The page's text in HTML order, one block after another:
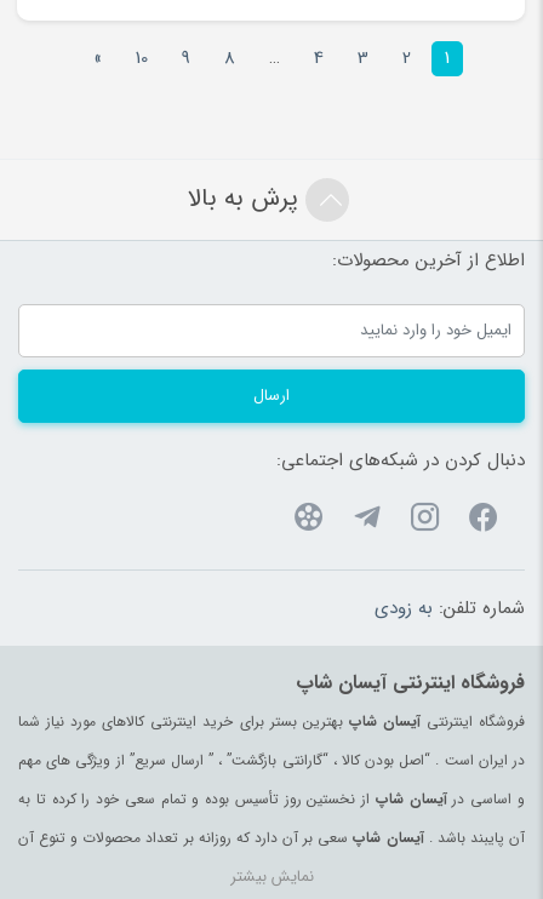
1
2
3
4
…
8
9
10
»
پرش به بالا
اطلاع از آخرین محصولات:
ارسال
دنبال کردن در شبکه‌های اجتماعی:
شماره تلفن: به زودی
فروشگاه اینترنتی آیسان شاپ
فروشگاه اینترنتیآیسان شاپبهترین بستر برای خرید اینترنتی کالاهای مورد نیاز شما
در ایران است . “اصل بودن کالا ، “گارانتی بازگشت” ، ” ارسال سریع” از ویژگی های مهم
و اساسی درآیسان شاپ از نخستین روز تأسیس بوده و تمام سعی خود را کرده تا به
آن پایبند باشد .آیسان شاپ سعی بر آن دارد که روزانه بر تعداد محصولات و تنوع آن
بیفزاید تا بتواند نیاز همه ی افراد با هر نوع سلیقه را در خرید محصولات اینترنتی مرتفع
نمایش بیشتر